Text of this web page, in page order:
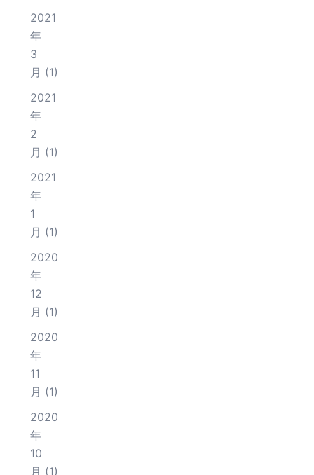
2021
年
3
月 (1)
2021
年
2
月 (1)
2021
年
1
月 (1)
2020
年
12
月 (1)
2020
年
11
月 (1)
2020
年
10
月 (1)